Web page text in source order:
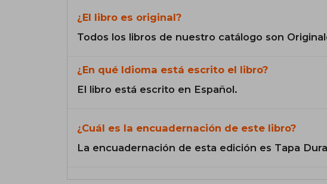
¿El libro es original?
Todos los libros de nuestro catálogo son
¿En qué Idioma está escrito el libro?
El libro está escrito en Español.
¿Cuál es la encuadernación de este libro?
La encuadernación de esta edición es Tapa